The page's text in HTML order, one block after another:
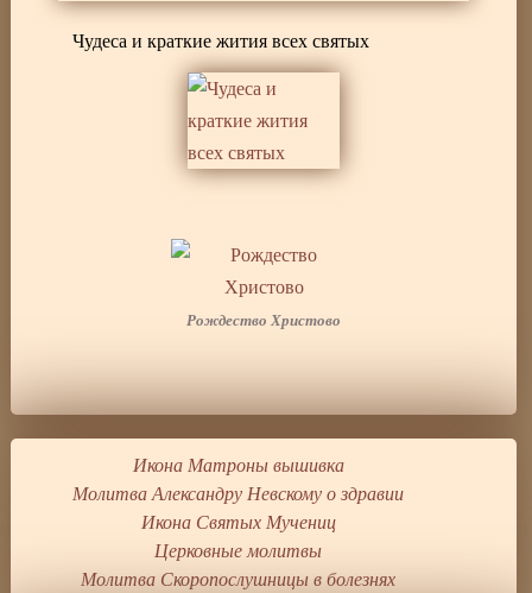
Чудеса и краткие жития всех святых
Рождество Христово
Икона Матроны вышивка
Молитва Александру Невскому о здравии
Икона Святых Мучениц
Церковные молитвы
Молитва Скоропослушницы в болезнях